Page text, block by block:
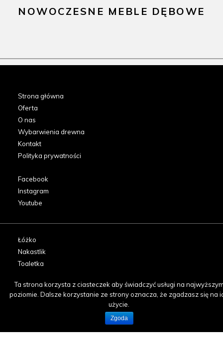
NOWOCZESNE MEBLE DĘBOWE
Strona główna
Oferta
O nas
Wybarwienia drewna
Kontakt
Polityka prywatności
Facebook
Instagram
Youtube
Łóżko
Nakastlik
Toaletka
Biurko
Komoda
Stół
Ta strona korzysta z ciasteczek aby świadczyć usługi na
poziomie. Dalsze korzystanie ze strony oznacza, że zgadzasz się na
użycie.
Zgoda